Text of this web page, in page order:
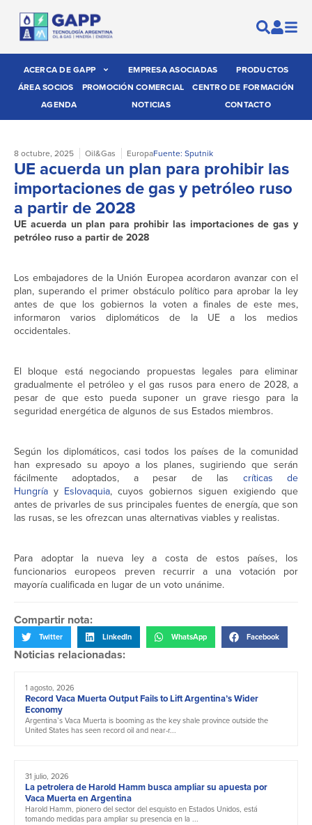
ACERCA DE GAPP EMPRESA ASOCIADAS
PRODUCTOS
ÁREA SOCIOS
PROMOCIÓN COMERCIAL
CENTRO DE FORMACIÓN
AGENDA
NOTICIAS CONTACTO
8 octubre, 2025 Oil&Gas EuropaFuente: Sputnik
UE acuerda un plan para prohibir las
importaciones de gas y petróleo ruso
a partir de 2028
UE acuerda un plan para prohibir las importaciones de gas y
petróleo ruso a partir de 2028
Los embajadores de la Unión Europea acordaron avanzar con el
plan, superando el primer obstáculo político para aprobar la ley
antes de que los gobiernos la voten a finales de este mes,
informaron varios diplomáticos de la UE a los medios
occidentales.
El bloque está negociando propuestas legales para eliminar
gradualmente el petróleo y el gas rusos para enero de 2028, a
pesar de que esto pueda suponer un grave riesgo para la
seguridad energética de algunos de sus Estados miembros.
Según los diplomáticos, casi todos los países de la comunidad
han expresado su apoyo a los planes, sugiriendo que serán
fácilmente adoptados, a pesar de las críticas de
Hungría y Eslovaquia, cuyos gobiernos siguen exigiendo que
antes de privarles de sus principales fuentes de energía, que son
las rusas, se les ofrezcan unas alternativas viables y realistas.
Para adoptar la nueva ley a costa de estos países, los
funcionarios europeos preven recurrir a una votación por
mayoría cualificada en lugar de un voto unánime.
Compartir nota:
Twitter LinkedIn WhatsApp Facebook
Noticias relacionadas:
1 agosto, 2026
Record Vaca Muerta Output Fails to Lift Argentina’s Wider
Economy
Argentina’s Vaca Muerta is booming as the key shale province outside the
United States has seen record oil and near-r...
31 julio, 2026
La petrolera de Harold Hamm busca ampliar su apuesta por
Vaca Muerta en Argentina
Harold Hamm, pionero del sector del esquisto en Estados Unidos, está
tomando medidas para ampliar su presencia en la ...